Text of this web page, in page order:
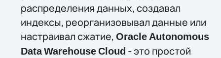
распределения данных, создавал
индексы, реорганизовывал данные или
настраивал сжатие, Oracle Autonomous
DataWarehouseCloud - это простой